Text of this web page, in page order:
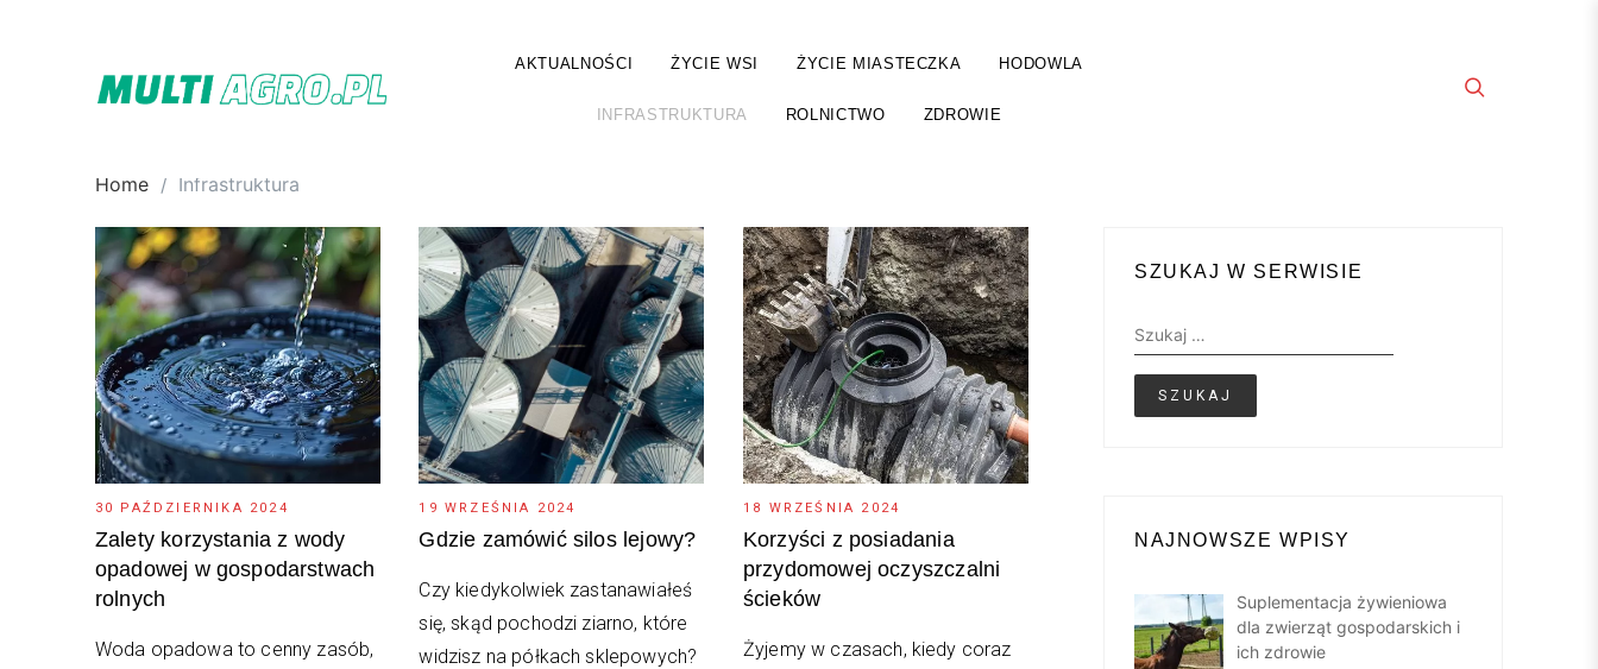
AKTUALNOŚCI ŻYCIE WSI ŻYCIE MIASTECZKA HODOWLA
INFRASTRUKTURA ROLNICTWO ZDROWIE
Home Infrastruktura
30 PAŹDZIERNIKA 2024
Zalety korzystania z wody
opadowej w gospodarstwach
rolnych
Woda opadowa to cenny zasób,
19 WRZEŚNIA 2024
Gdzie zamówić silos lejowy?
Czy kiedykolwiek zastanawiałeś
się, skąd pochodzi ziarno, które
widzisz na półkach sklepowych?
18 WRZEŚNIA 2024
Korzyści z posiadania
przydomowej oczyszczalni
ścieków
Żyjemy w czasach, kiedy coraz
SZUKAJ W SERWISIE
Szukaj:
NAJNOWSZE WPISY
Suplementacja żywieniowa
dla zwierząt gospodarskich i
ich zdrowie